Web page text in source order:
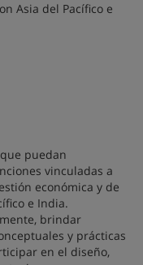
Asia del Pacífico e
puedan
vinculadas a
económica y de
e India.
brindar
y prácticas
en el diseño,